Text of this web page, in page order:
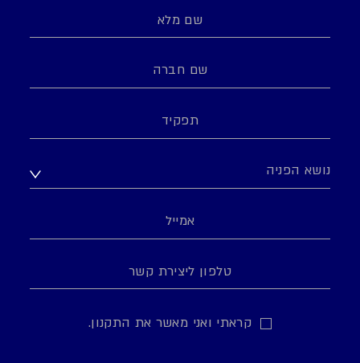
קראתי ואני מאשר את התקנון.